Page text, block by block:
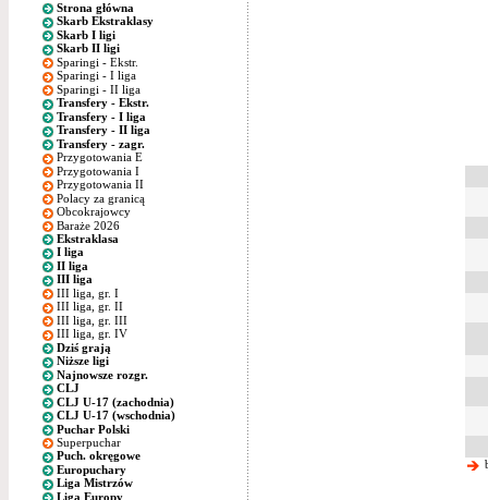
Strona główna
Skarb Ekstraklasy
Skarb I ligi
Skarb II ligi
Sparingi - Ekstr.
Sparingi - I liga
Sparingi - II liga
Transfery - Ekstr.
Transfery - I liga
Transfery - II liga
Transfery - zagr.
Przygotowania E
Przygotowania I
Przygotowania II
Polacy za granicą
Obcokrajowcy
Baraże 2026
Ekstraklasa
I liga
II liga
III liga
III liga, gr. I
III liga, gr. II
III liga, gr. III
III liga, gr. IV
Dziś grają
Niższe ligi
Najnowsze rozgr.
CLJ
CLJ U-17 (zachodnia)
CLJ U-17 (wschodnia)
Puchar Polski
Superpuchar
Puch. okręgowe
Europuchary
Liga Mistrzów
Liga Europy